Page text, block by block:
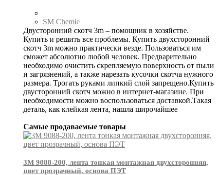
SM Chemie
Двусторонний скотч 3m – помощник в хозяйстве.
Купить и решить все проблемы. Купить двухсторонний
скотч 3m можно практически везде. Пользоваться им
сможет абсолютно любой человек. Предварительно
необходимо очистить скрепляемую поверхность от пыли
и загрязнений, а также нарезать кусочки скотча нужного
размера. Трогать руками липкий слой запрещено.Купить
двусторонний скотч можно в интернет-магазине. При
необходимости можно воспользоваться доставкой.Такая
деталь, как клейкая лента, нашла широчайшее
Самые продаваемые товары
3М 9088-200, лента тонкая монтажная двухсторонняя,
цвет прозрачный, основа ПЭТ